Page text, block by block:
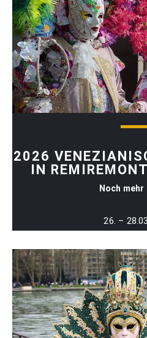
2026
IN
Noch mehr
26. –